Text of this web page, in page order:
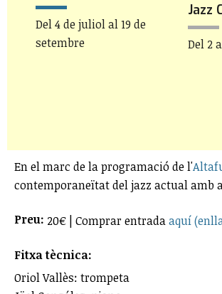
Del 4 de juliol al 19 de
setembre
Jazz
Del 2
En el marc de la programació de l'
contemporaneïtat del jazz actual amb
Preu: 20€ | Comprar entradaaquí
Fitxa tècnica:
Oriol Vallès: trompeta